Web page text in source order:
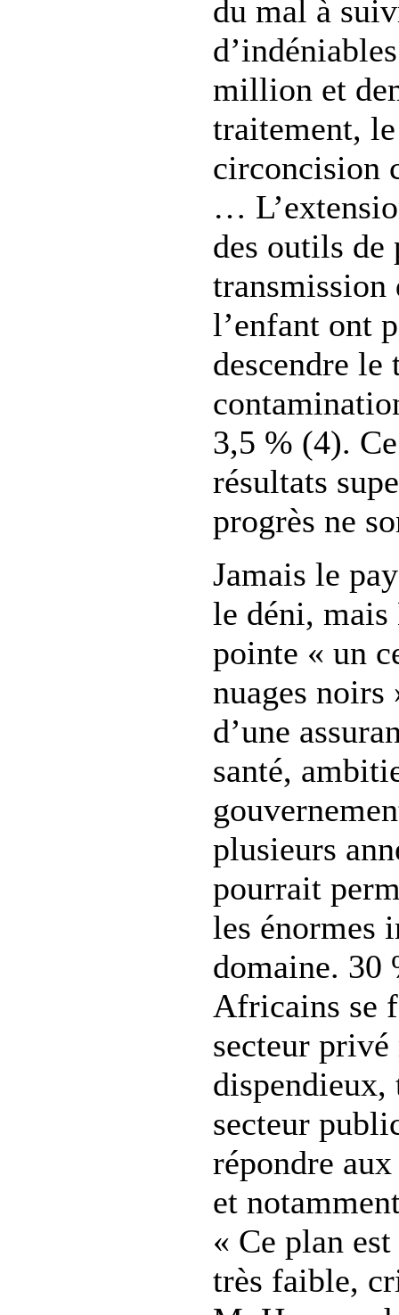
du mal à
million et
traitement,
circoncision
…
des outils de
transmission
l’enfant ont
descendre le
3,5 % (4).
résultats
progrès ne
Jamais le
le déni,
pointe « un
nuages noirs
d’une
santé,
plusieurs
pourrait
les énormes
domaine. 30
Africains se
secteur
dispendieux,
secteur
répondre
et
« Ce plan
très faible,